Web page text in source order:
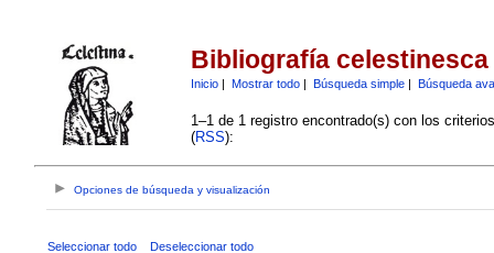
Bibliografía celestinesca
Inicio| Mostrar todo| Búsqueda simple| Búsqueda
1–1 de 1 registro encontrado(s) con los
(RSS):
Opciones de búsqueda y visualización
Seleccionar todo Deseleccionar todo